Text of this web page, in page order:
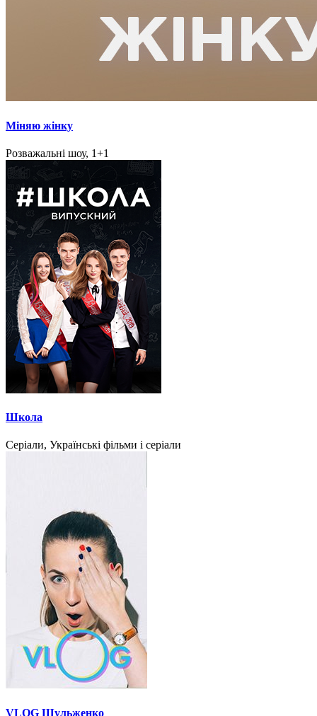
Міняю жінку
Розважальні шоу, 1+1
Школа
Серіали, Українські фільми і серіали
VLOG Шульженко